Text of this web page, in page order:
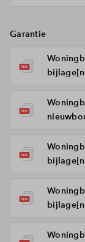
Garantie